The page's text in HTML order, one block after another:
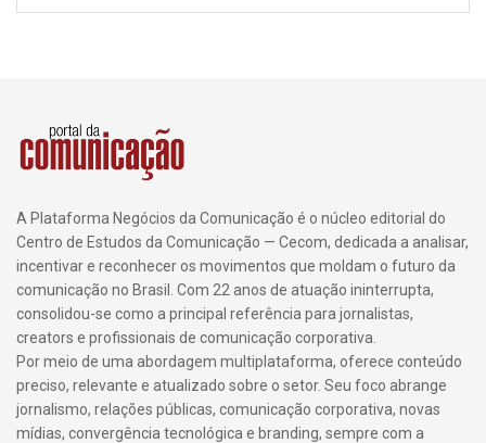
A Plataforma Negócios da Comunicação é o núcleo editorial do
Centro de Estudos da Comunicação — Cecom, dedicada a analisar,
incentivar e reconhecer os movimentos que moldam o futuro da
comunicação no Brasil. Com 22 anos de atuação ininterrupta,
consolidou-se como a principal referência para jornalistas,
creators e profissionais de comunicação corporativa.
Por meio de uma abordagem multiplataforma, oferece conteúdo
preciso, relevante e atualizado sobre o setor. Seu foco abrange
jornalismo, relações públicas, comunicação corporativa, novas
mídias, convergência tecnológica e branding, sempre com a